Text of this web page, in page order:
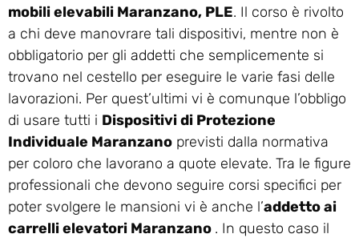
mobili elevabili Maranzano, PLE. Il corso è rivolto
a chi deve manovrare tali dispositivi, mentre non è
obbligatorio per gli addetti che semplicemente si
trovano nel cestello per eseguire le varie fasi delle
lavorazioni. Per quest’ultimi vi è comunque l’obbligo
di usare tutti i Dispositivi di Protezione
Individuale Maranzano previsti dalla normativa
per coloro che lavorano a quote elevate. Tra le figure
professionali che devono seguire corsi specifici per
poter svolgere le mansioni vi è anche l’addetto ai
carrelli elevatori Maranzano . In questo caso il